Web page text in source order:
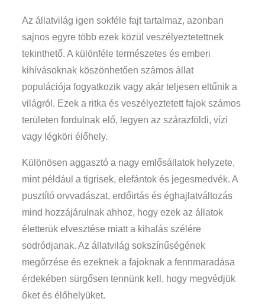
Az állatvilág igen sokféle fajt tartalmaz, azonban
sajnos egyre több ezek közül veszélyeztetettnek
tekinthető. A különféle természetes és emberi
kihívásoknak köszönhetően számos állat
populációja fogyatkozik vagy akár teljesen eltűnik a
világról. Ezek a ritka és veszélyeztetett fajok számos
területen fordulnak elő, legyen az szárazföldi, vízi
vagy légköri élőhely.
Különösen aggasztó a nagy emlősállatok helyzete,
mint például a tigrisek, elefántok és jegesmedvék. A
pusztító orvvadászat, erdőirtás és éghajlatváltozás
mind hozzájárulnak ahhoz, hogy ezek az állatok
életterük elvesztése miatt a kihalás szélére
sodródjanak. Az állatvilág sokszínűségének
megőrzése és ezeknek a fajoknak a fennmaradása
érdekében sürgősen tennünk kell, hogy megvédjük
őket és élőhelyüket.